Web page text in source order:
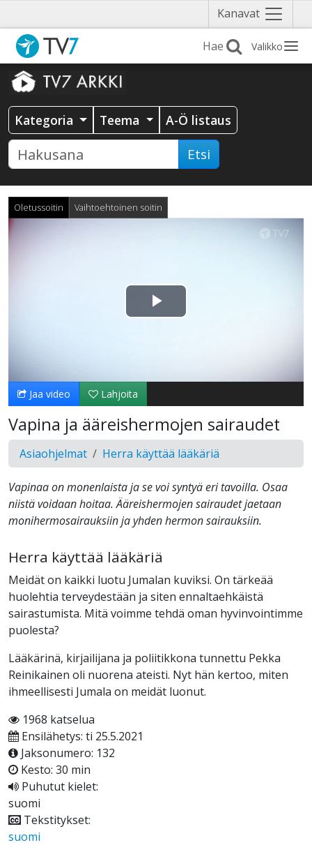
Kanavat Näytä
valikko
Valikko
Kategoria Teema A-Ö listaus
Etsi
Oletussoitin Vaihtoehtoinen soitin
Toista
Jaa video Lahjoita
Vapina ja ääreishermojen sairaudet
Asiaohjelmat Herra käyttää lääkäriä
Vapinaa on monenlaista ja se voi syntyä eri tavoilla. Osaa
niistä voidaan hoitaa. Ääreishermojen sairaudet jaetaan
monihermosairauksiin ja yhden hermon sairauksiin.
Herra käyttää lääkäriä
Meidät on kaikki luotu Jumalan kuviksi. On tärkeää
huolehtia terveydestään ja siten ennaltaehkäistä
sairastumista. Mitä voimme tehdä oman hyvinvointimme
puolesta?
Lääkärinä, kirjailijana ja poliitikkona tunnettu Pekka
Reinikainen oli nuorena ateisti. Nyt hän kertoo, miten
ihmeellisesti Jumala on meidät luonut.
1968 katselua
Ensilähetys: ti 25.5.2021
Jaksonumero: 132
Kesto: 30 min
Puhutut kielet:
suomi
Tekstitykset:
suomi